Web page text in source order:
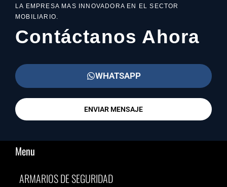
LA EMPRESA MAS INNOVADORA EN EL SECTOR
MOBILIARIO.
Contáctanos Ahora
WHATSAPP
ENVIAR MENSAJE
Menu
ARMARIOS DE SEGURIDAD